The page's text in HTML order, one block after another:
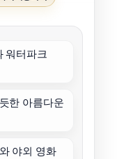
워터파크
한 아름다운
야외 영화